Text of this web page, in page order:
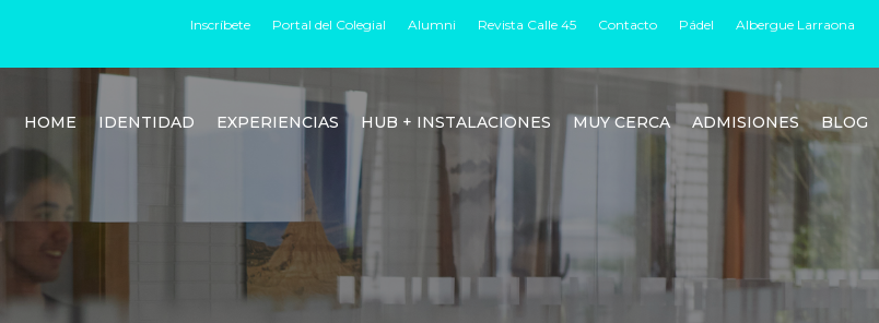
Inscríbete Portal del Colegial Alumni Revista Calle 45 Contacto Pádel Albergue Larraona
HOME IDENTIDAD EXPERIENCIAS HUB + INSTALACIONES MUY CERCA ADMISIONES BLOG